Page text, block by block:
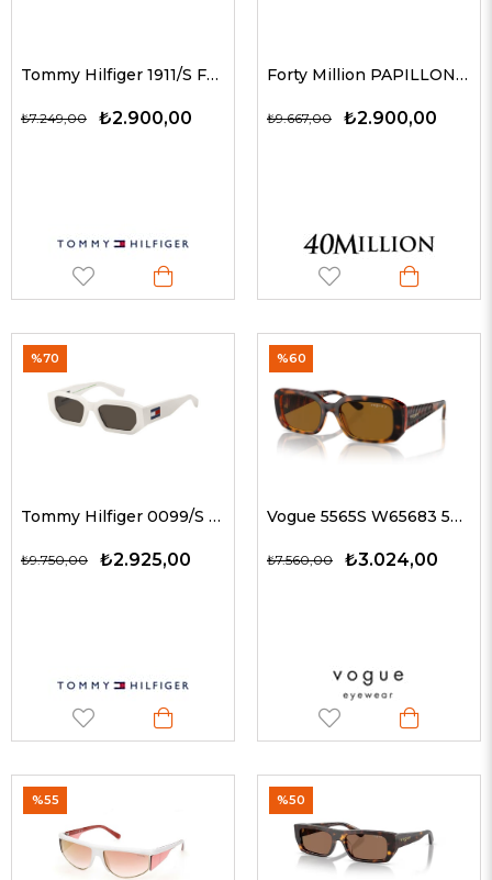
Tommy Hilfiger 1911/S FLLTI 62 Tommy Güneş Gözlüğü
₺2.900,00
₺7.249,00
Forty Million PAPILLON GLD/BLK 180 52-20 Kadın Güneş Gözlükleri
₺2.900,00
₺9.667,00
Tommy Hilfiger 0099/S VK6IR 53 Kadın Güneş Gözlükleri
₺2.925,00
₺9.750,00
%70
Vogue 5565S W65683 53 G Kadın Güneş Gözlükleri
₺3.024,00
₺7.560,00
%60
%55 %50